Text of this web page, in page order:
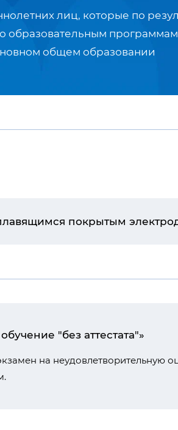
лиц, которые по
образовательным
общем образовании
покрытым
"без аттестата"»
на неудовлетворительную